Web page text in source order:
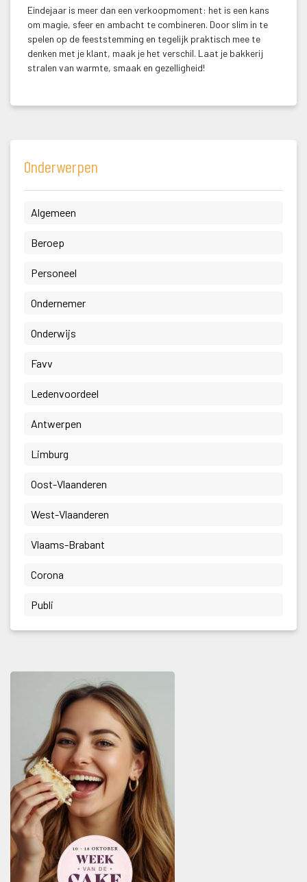
Eindejaar is meer dan een verkoopmoment: het is een kans
om magie, sfeer en ambacht te combineren. Door slim in te
pelen op de feeststemming en tegelijk praktisch mee te
denken met je klant, maak je het verschil. Laat je bakkerij
tralen van warmte, smaak en gezelligheid!
Onderwerpen
Algemeen
Beroep
Personeel
Ondernemer
Onderwijs
Favv
Ledenvoordeel
Antwerpen
Limburg
Oost-Vlaanderen
West-Vlaanderen
Vlaams-Brabant
Corona
Publi